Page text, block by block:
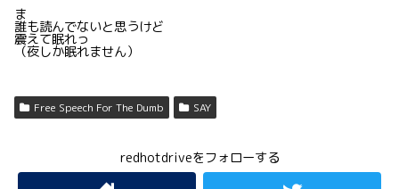
ま
誰も読んでないと思うけど
震えて眠れっ
（夜しか眠れません）
Free Speech For The Dumb SAY
redhotdriveをフォローする